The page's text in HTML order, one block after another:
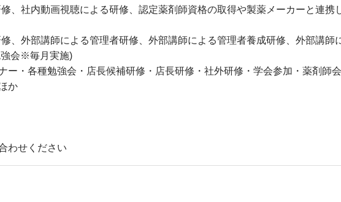
、社内動画視聴による研修、認定薬剤師資格の取得や製薬メーカーと連携
、外部講師による管理者研修、外部講師による管理者養成研修、外部講師
強会※毎月実施)
ー・各種勉強会・店長候補研修・店長研修・社外研修・学会参加・薬剤師
か
わせください